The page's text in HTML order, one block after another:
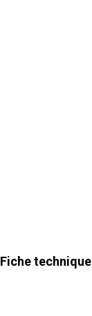
Fiche technique